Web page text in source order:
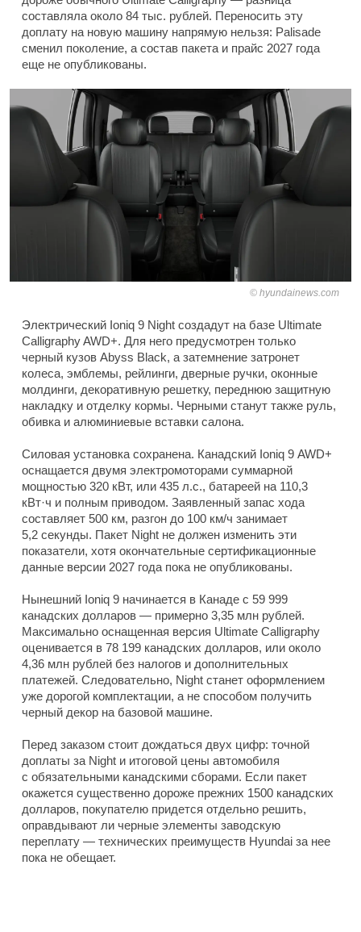
составляла около 84 тыс. рублей. Переносить эту
доплату на новую машину напрямую нельзя: Palisade
сменил поколение, а состав пакета и прайс 2027 года
еще не опубликованы.
hyundainews.com
Электрический Ioniq 9 Night создадут на базе Ultimate
Calligraphy AWD+. Для него предусмотрен только
черный кузов Abyss Black, а затемнение затронет
колеса, эмблемы, рейлинги, дверные ручки, оконные
молдинги, декоративную решетку, переднюю защитную
накладку и отделку кормы. Черными станут также руль,
обивка и алюминиевые вставки салона.
Силовая установка сохранена. Канадский Ioniq 9 AWD+
оснащается двумя электромоторами суммарной
мощностью 320 кВт, или 435 л.с., батареей на 110,3
кВт·ч и полным приводом. Заявленный запас хода
составляет 500 км, разгон до 100 км/ч занимает
5,2 секунды. Пакет Night не должен изменить эти
показатели, хотя окончательные сертификационные
данные версии 2027 года пока не опубликованы.
Нынешний Ioniq 9 начинается в Канаде с 59 999
канадских долларов — примерно 3,35 млн рублей.
Максимально оснащенная версия Ultimate Calligraphy
оценивается в 78 199 канадских долларов, или около
4,36 млн рублей без налогов и дополнительных
платежей. Следовательно, Night станет оформлением
уже дорогой комплектации, а не способом получить
черный декор на базовой машине.
Перед заказом стоит дождаться двух цифр: точной
доплаты за Night и итоговой цены автомобиля
с обязательными канадскими сборами. Если пакет
окажется существенно дороже прежних 1500 канадских
долларов, покупателю придется отдельно решить,
оправдывают ли черные элементы заводскую
переплату — технических преимуществ Hyundai за нее
пока не обещает.